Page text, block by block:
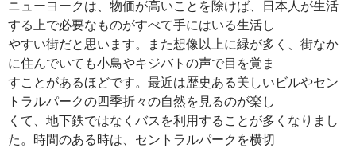
ニューヨークは、物価が高いことを除けば、日本人が生活
する上で必要なものがすべて手にはいる生活し
やすい街だと思います。また想像以上に緑が多く、街なか
に住んでいても小鳥やキジバトの声で目を覚ま
すことがあるほどです。最近は歴史ある美しいビルやセン
トラルパークの四季折々の自然を見るのが楽し
くて、地下鉄ではなくバスを利用することが多くなりまし
た。時間のある時は、セントラルパークを横切